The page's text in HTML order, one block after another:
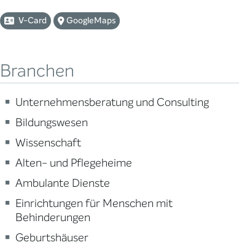
V-Card GoogleMaps
Branchen
Unternehmensberatung und Consulting
Bildungswesen
Wissenschaft
Alten- und Pflegeheime
Ambulante Dienste
Einrichtungen für Menschen mit
Behinderungen
Geburtshäuser